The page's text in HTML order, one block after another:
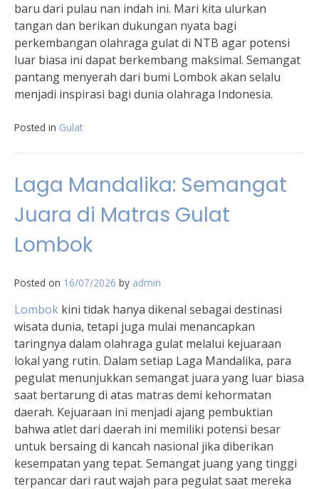
baru dari pulau nan indah ini. Mari kita ulurkan
tangan dan berikan dukungan nyata bagi
perkembangan olahraga gulat di NTB agar potensi
luar biasa ini dapat berkembang maksimal. Semangat
pantang menyerah dari bumi Lombok akan selalu
menjadi inspirasi bagi dunia olahraga Indonesia.
Posted in Gulat
Laga Mandalika: Semangat
Juara di Matras Gulat
Lombok
Posted on 16/07/2026 by admin
Lombok kini tidak hanya dikenal sebagai destinasi
wisata dunia, tetapi juga mulai menancapkan
taringnya dalam olahraga gulat melalui kejuaraan
lokal yang rutin. Dalam setiap Laga Mandalika, para
pegulat menunjukkan semangat juara yang luar biasa
saat bertarung di atas matras demi kehormatan
daerah. Kejuaraan ini menjadi ajang pembuktian
bahwa atlet dari daerah ini memiliki potensi besar
untuk bersaing di kancah nasional jika diberikan
kesempatan yang tepat. Semangat juang yang tinggi
terpancar dari raut wajah para pegulat saat mereka